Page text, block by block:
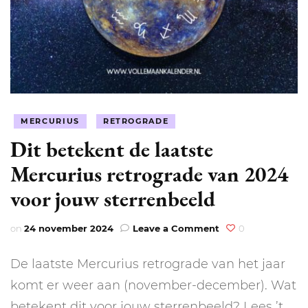
MERCURIUS RETROGRADE
Dit betekent de laatste
Mercurius retrograde van 2024
voor jouw sterrenbeeld
on 24 november 2024 Leave a Comment on
de
laatste
0
De laatste Mercurius retrograde van het jaar
komt er weer aan (november-december). Wat